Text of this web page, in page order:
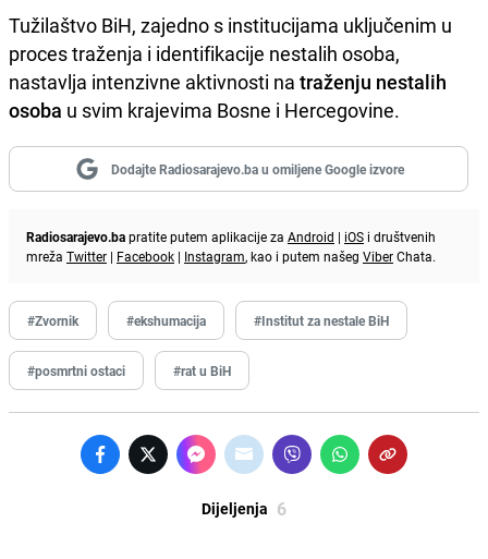
Tužilaštvo BiH, zajedno s institucijama uključenim u
proces traženja i identifikacije nestalih osoba,
nastavlja intenzivne aktivnosti na traženju nestalih
osoba u svim krajevima Bosne i Hercegovine.
Dodajte Radiosarajevo.ba u omiljene Google izvore
Radiosarajevo.bapratite putem aplikacije za Android | iOS i društvenih
mreža Twitter | Facebook | Instagram, kao i putem našeg ViberChata.
#Zvornik #ekshumacija #Institut za nestale BiH
#posmrtni ostaci #rat u BiH
Dijeljenja 6